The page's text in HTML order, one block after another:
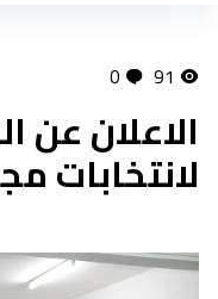
91
0
الاعلان عن
لانتخابات